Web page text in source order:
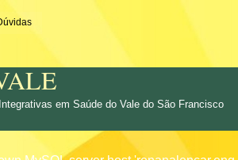
em Saúde do Vale do São Francisco